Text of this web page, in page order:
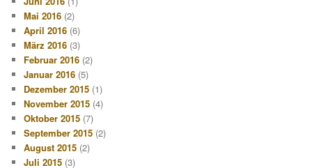
Mai 2016 (2)
April 2016 (6)
März 2016 (3)
Februar 2016 (2)
Januar 2016 (5)
Dezember 2015 (1)
November 2015 (4)
Oktober 2015 (7)
September 2015 (2)
August 2015 (2)
Juli 2015 (3)